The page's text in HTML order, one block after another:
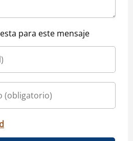
para este mensaje